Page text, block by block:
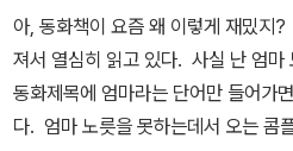
아이 혼자서 충분히 활용하면서 보기
나선 아기새의 모험이 우리 아이에게
되더라구요. 여기 저기 돌아다니면서
럽기 조차 합니다. '우리 엄마 맞아?'
아, 동화책이 요즘 왜 이렇게 재밌지
져서 열심히 읽고 있다. 사실 난 엄마
동화제목에 엄마라는 단어만 들어가
다. 엄마 노릇을 못하는데서 오는 콤